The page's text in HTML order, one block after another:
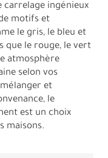
carrelage ingénieux
motifs et
le gris, le bleu et
que le rouge, le vert
atmosphère
selon vos
et
le
est un choix
maisons.